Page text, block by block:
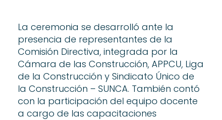
La ceremonia se desarrolló ante la
presencia de representantes de la
Comisión Directiva, integrada por la
Cámara de las Construcción, APPCU, Liga
de la Construcción y Sindicato Único de
la Construcción – SUNCA. También contó
con la participación del equipo docente
a cargo de las capacitaciones